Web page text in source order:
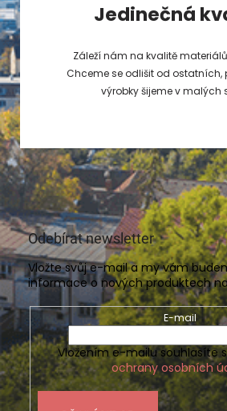
Jedinečná
Záleží nám na kvalitě
Chceme se odlišit od ostatních,
výrobky šijeme v malých
Odebírat newsletter
Vložte svůj e-mail a my vám
informace o nových produktech
E-mail
Vložením e-mailu souhlasíte s
ochrany osobních